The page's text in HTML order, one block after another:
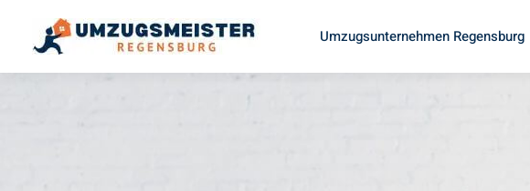
Umzugsunternehmen Regensburg